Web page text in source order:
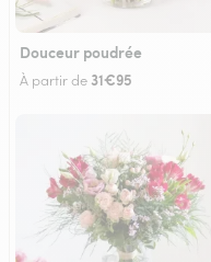
Douceur poudrée
À partir de 31€95